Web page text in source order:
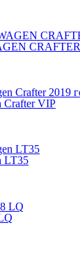
CRAFTER
Crafter VIP
LT35